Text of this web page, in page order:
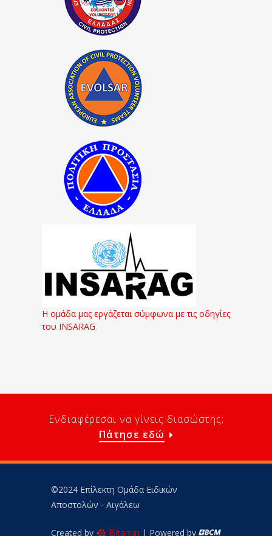
Η ομάδα μας εργάζεται σύμφωνα με τις οδηγίες
του INSARAG
Ενδιαφέρεσαι να γίνεις διασώστης;
Πάτησε εδώ
©2024 Επίλεκτη Ομάδα Ειδικών
Αποστολών - Αιγάλεω
Created by Bitamin | Powered by